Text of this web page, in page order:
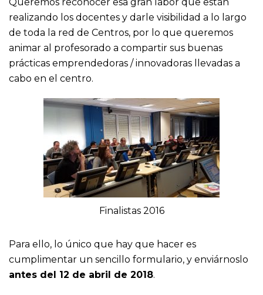
realizando los docentes y darle visibilidad a lo largo
de toda la red de Centros, por lo que queremos
animar al profesorado a compartir sus buenas
prácticas emprendedoras / innovadoras llevadas a
cabo en el centro.
Finalistas 2016
Para ello, lo único que hay que hacer es
cumplimentar un sencillo formulario, y enviárnoslo
antes del 12 de abril de 2018.